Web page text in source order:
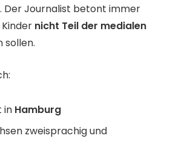
Der Journalist betont immer
nicht Teil der medialen
sollen.
in Hamburg
zweisprachig und